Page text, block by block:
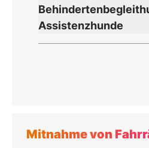
Assistenzhunde
Mitnahme von